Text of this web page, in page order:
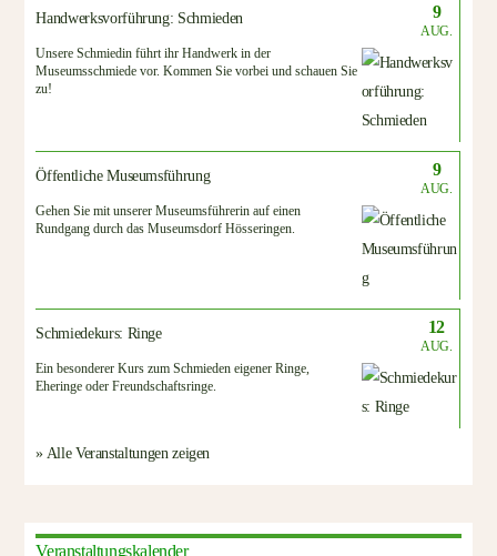
Handwerksvorführung: Schmieden 9
AUG.
Unsere Schmiedin führt ihr Handwerk in der
Museumsschmiede vor. Kommen Sie vorbei und schauen Sie
zu!
Öffentliche Museumsführung 9
AUG.
Gehen Sie mit unserer Museumsführerin auf einen
Rundgang durch das Museumsdorf Hösseringen.
Schmiedekurs: Ringe 12
AUG.
Ein besonderer Kurs zum Schmieden eigener Ringe,
Eheringe oder Freundschaftsringe.
» Alle Veranstaltungen zeigen
Veranstaltungskalender